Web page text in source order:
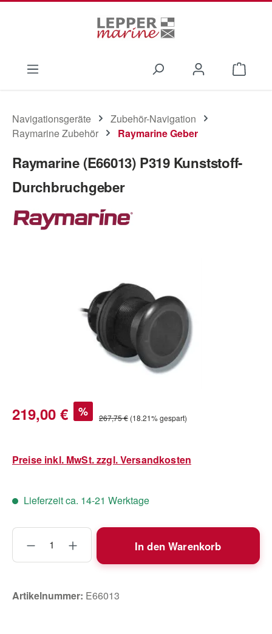
Navigationsgeräte
Zubehör-Navigation
Raymarine Zubehör
Raymarine Geber
Raymarine (E66013) P319 Kunststoff-
Durchbruchgeber
Verkaufspreis:
219,00 € % Regulärer Preis:
267,75 € (18.21% gespart)
Preise inkl. MwSt. zzgl. Versandkosten
Lieferzeit ca. 14-21 Werktage
Produkt Anzahl: Gib den gewünschten
In den Warenkorb
Artikelnummer: E66013